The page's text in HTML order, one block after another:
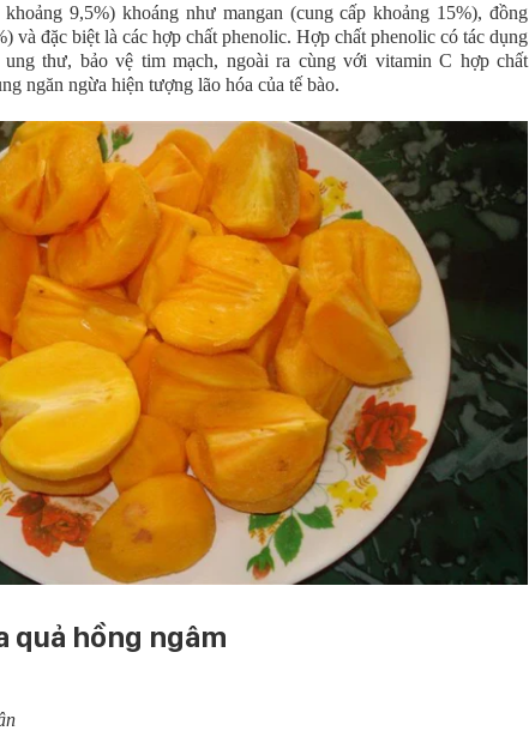
9,5%) khoáng như mangan (cung cấp khoảng 15%), đồng
và đặc biệt là các hợp chất phenolic. Hợp chất phenolic có tác dụng
ung thư, bảo vệ tim mạch, ngoài ra cùng với vitamin C hợp chất
ngăn ngừa hiện tượng lão hóa của tế bào.
quả hồng ngâm